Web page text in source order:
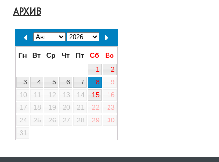
АРХИВ
Пн Вт Ср Чт Пт Сб
Вс
1
2
3
4 5 6 7 8
9
10
11 12 13 14 15
16
17
18 19 20 21 22
23
24
25 26 27 28 29
30
31